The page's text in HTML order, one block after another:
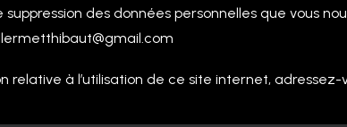
des données personnelles que vous
relative à l’utilisation de ce site internet,